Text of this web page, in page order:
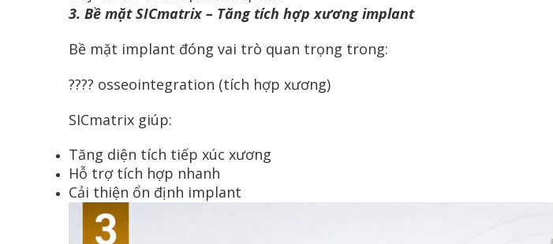
3. Bề mặt SICmatrix – Tăng tích hợp xương implant
Bề mặt implant đóng vai trò quan trọng trong:
???? osseointegration (tích hợp xương)
SICmatrix giúp:
Tăng diện tích tiếp xúc xương
Hỗ trợ tích hợp nhanh
Cải thiện ổn định implant